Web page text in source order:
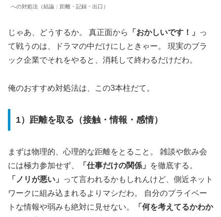
への対処法（結論：距離・記録・出口）
じゃあ、どうするか。 真正面から 「おかしいです！」
っ
て戦うのは、ドラマの中だけにしときゃー。 現実のブラ
ック企業でそれをやると、消耗して終わるだけだわ。
俺のおすすめ対処法は、この3本柱だて。
1）距離を取る（接触・情報・感情）
まずは物理的、心理的な距離をとること。 雑談や飲み会
には極力参加せず、
「仕事だけの関係」
を徹底する。
「ノリが悪い」
って言われるかもしれんけど、側近ネット
ワークに組み込まれるよりマシだわ。 自分のプライベー
トな情報や弱みも絶対に見せない。
「何を考えてるかわか